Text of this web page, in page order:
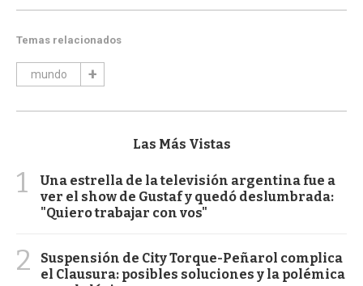
Temas relacionados
mundo
Las Más Vistas
1
Una estrella de la televisión argentina fue a
ver el show de Gustaf y quedó deslumbrada:
"Quiero trabajar con vos"
2
Suspensión de City Torque-Peñarol complica
el Clausura: posibles soluciones y la polémica